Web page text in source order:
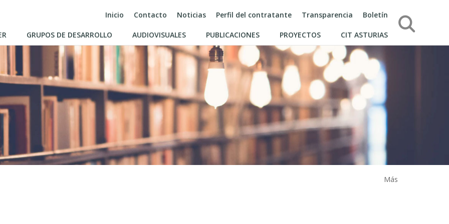
Inicio Contacto Noticias Perfil del contratante Transparencia Boletín
GRUPOS DE DESARROLLO AUDIOVISUALES PUBLICACIONES PROYECTOS CIT ASTURIAS
Búsqueda
Más